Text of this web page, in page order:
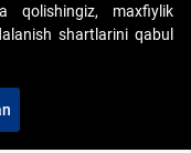
11
qolishingiz, maxfiylik
shartlarini qabul